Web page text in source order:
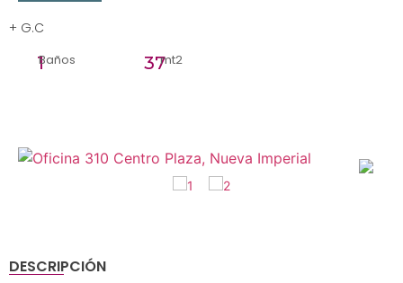
+ G.C
1
Baños 37mt2
DESCRIPCIÓN